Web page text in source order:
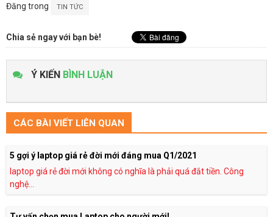
Đăng trong TIN TỨC
Chia sẻ ngay với bạn bè!
Ý KIẾN BÌNH LUẬN
CÁC BÀI VIẾT LIÊN QUAN
5 gợi ý laptop giá rẻ đời mới đáng mua Q1/2021
laptop giá rẻ đời mới không có nghĩa là phải quá đắt tiền. Công
nghệ...